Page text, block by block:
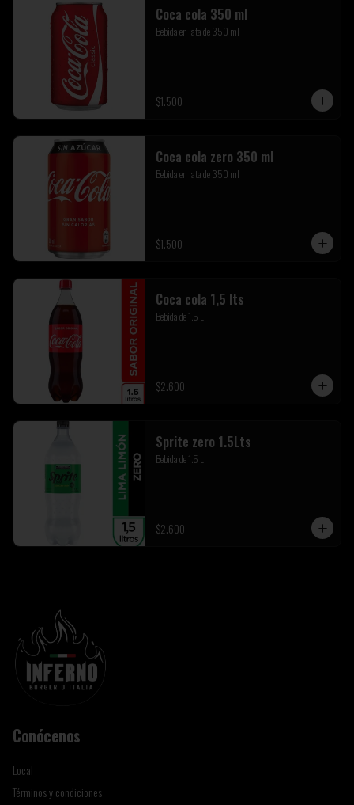
Coca cola 350 ml
Bebida en lata de 350 ml
$1.500
Coca cola zero 350 ml
Bebida en lata de 350 ml
$1.500
Coca cola 1,5 lts
Bebida de 1.5 L
$2.600
Sprite zero 1.5Lts
Bebida de 1.5 L
$2.600
Conócenos
Local
Términos y condiciones